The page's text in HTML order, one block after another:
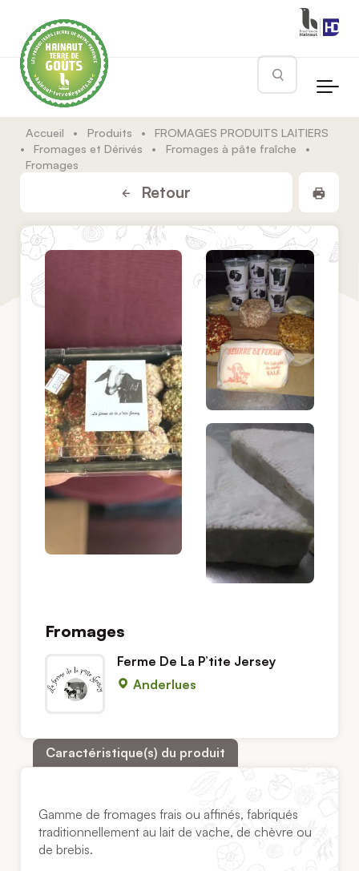
Rechercher
Accueil • Produits •
FROMAGES PRODUITS LAITIERS
•
Fromages et Dérivés • Fromages à pâte fraîche
•
Fromages
Retour
Fromages
Ferme De La P’tite Jersey
Anderlues
Caractéristique(s) du produit
Gamme de fromages frais ou affinés, fabriqués
traditionnellement au lait de vache, de chèvre ou
de brebis.